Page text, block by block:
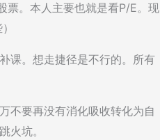
票。本人主要也就是看P/E。现
课。想走捷径是不行的。所有
不要再没有消化吸收转化为自
火坑。